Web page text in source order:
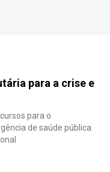
para a crise e
para o
de saúde pública